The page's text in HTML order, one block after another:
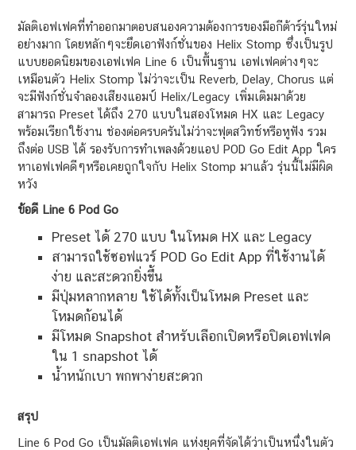
มัลติเอฟเฟคที่ทำออกมาตอบสนองความต้องการของมือกีต้าร์รุ่นใหม่
อย่างมาก โดยหลักๆจะยึดเอาฟังก์ชั่นของ Helix Stomp ซึ่งเป็นรูป
แบบยอดนิยมของเอฟเฟค Line 6 เป็นพื้นฐาน เอฟเฟคต่างๆจะ
เหมือนตัว Helix Stomp ไม่ว่าจะเป็น Reverb, Delay, Chorus แต่
จะมีฟังก์ชั่นจำลองเสียงแอมป์ Helix/Legacy เพิ่มเติมมาด้วย
สามารถ Preset ได้ถึง 270 แบบในสองโหมด HX และ Legacy
พร้อมเรียกใช้งาน ช่องต่อครบครันไม่ว่าจะฟุตสวิทช์หรือหูฟัง รวม
ถึงต่อ USB ได้ รองรับการทำเพลงด้วยแอป POD Go Edit App ใคร
หาเอฟเฟคดีๆหรือเคยถูกใจกับ Helix Stomp มาแล้ว รุ่นนี้ไม่มีผิด
หวัง
ข้อดี Line 6 Pod Go
Preset ได้ 270 แบบ ในโหมด HX และ Legacy
สามารถใช้ซอฟแวร์ POD Go Edit App ที่ใช้งานได้
ง่าย และสะดวกยิ่งขึ้น
มีปุ่มหลากหลาย ใช้ได้ทั้งเป็นโหมด Preset และ
โหมดก้อนได้
มีโหมด Snapshot สำหรับเลือกเปิดหรือปิดเอฟเฟค
ใน 1 snapshot ได้
น้ำหนักเบา พกพาง่ายสะดวก
สรุป
Line 6 Pod Go เป็นมัลติเอฟเฟค แห่งยุคที่จัดได้ว่าเป็นหนึ่งในตัว